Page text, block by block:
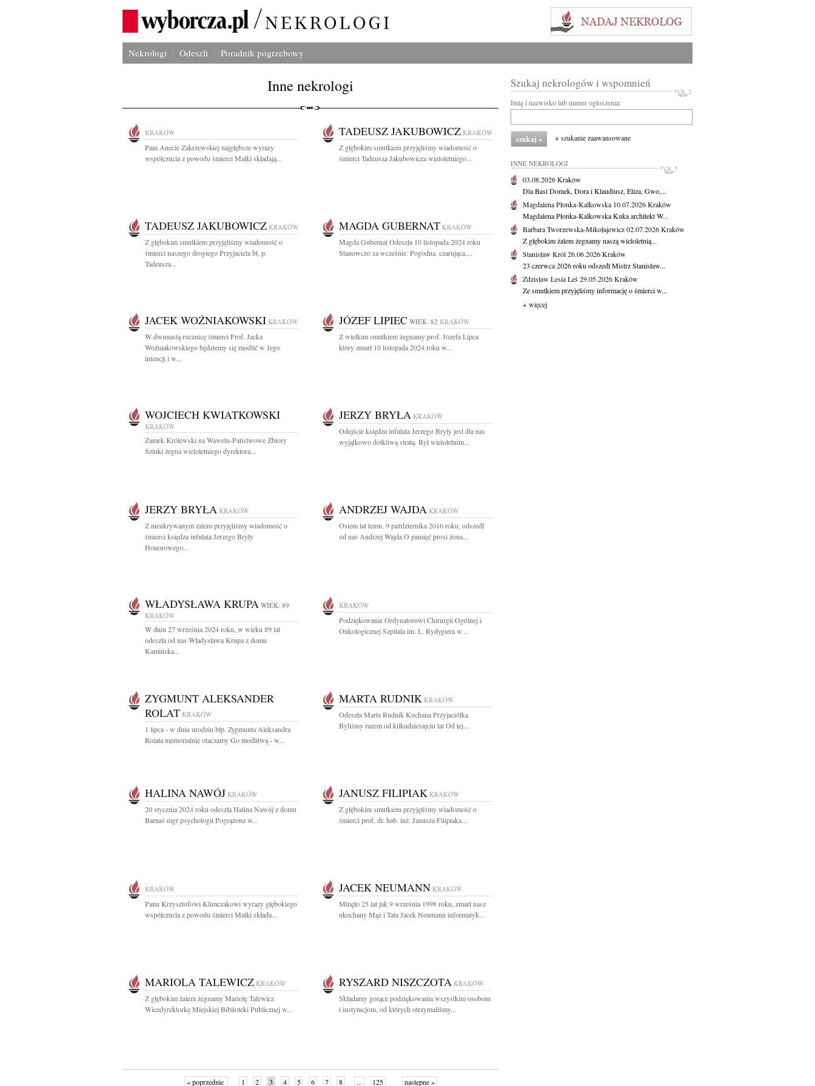
Nekrologi Odeszli Poradnik pogrzebowy
Inne nekrologi
KRAKÓW
Pani Anecie Zakrzewskiej najgłębsze wyrazy
współczucia z powodu śmierci Matki składają...
TADEUSZ JAKUBOWICZ KRAKÓW
Z głębokim smutkiem przyjęliśmy wiadomość o
śmierci Tadeusza Jakubowicza wieloletniego...
TADEUSZ JAKUBOWICZ KRAKÓW
Z głębokim smutkiem przyjęliśmy wiadomość o
śmierci naszego drogiego Przyjaciela bł. p.
Tadeusza...
MAGDA GUBERNAT KRAKÓW
Magda Gubernat Odeszła 10 listopada 2024 roku
Stanowczo za wcześnie. Pogodna, czarująca,...
JACEK WOŹNIAKOWSKI KRAKÓW
W dwunastą rocznicę śmierci Prof. Jacka
Woźniakowskiego będziemy się modlić w Jego
intencji i w...
JÓZEF LIPIEC WIEK: 82 KRAKÓW
Z wielkim smutkiem żegnamy prof. Józefa Lipca
który zmarł 10 listopada 2024 roku w...
WOJCIECH KWIATKOWSKI
KRAKÓW
Zamek Królewski na Wawelu-Państwowe Zbiory
Sztuki żegna wieloletniego dyrektora...
JERZY BRYŁA KRAKÓW
Odejście księdza infułata Jerzego Bryły jest dla nas
wyjątkowo dotkliwą stratą. Był wieloletnim...
JERZY BRYŁA KRAKÓW
Z nieukrywanym żalem przyjęliśmy wiadomość o
śmierci księdza infułata Jerzego Bryły
Honorowego...
ANDRZEJ WAJDA KRAKÓW
Osiem lat temu, 9 października 2016 roku, odszedł
od nas Andrzej Wajda O pamięć prosi żona...
WŁADYSŁAWA KRUPA WIEK: 89
KRAKÓW
W dniu 27 września 2024 roku, w wieku 89 lat
odeszła od nas Władysława Krupa z domu
Kamińska...
KRAKÓW
Podziękowanie Ordynatorowi Chirurgii Ogólnej i
Onkologicznej Szpitala im. L. Rydygiera w...
ZYGMUNT ALEKSANDER
ROLAT KRAKÓW
1 lipca - w dniu urodzin błp. Zygmunta Aleksandra
Rolata memorialnie otaczamy Go modlitwą - w...
MARTA RUDNIK KRAKÓW
Odeszła Marta Rudnik Kochana Przyjaciółka
Byliśmy razem od kilkudziesięciu lat Od tej...
HALINA NAWÓJ KRAKÓW
20 stycznia 2024 roku odeszła Halina Nawój z domu
Barnaś mgr psychologii Pogrążona w...
JANUSZ FILIPIAK KRAKÓW
Z głębokim smutkiem przyjęliśmy wiadomość o
śmierci prof. dr. hab. inż. Janusza Filipiaka...
KRAKÓW
Panu Krzysztofowi Klimczakowi wyrazy głębokiego
współczucia z powodu śmierci Matki składa...
JACEK NEUMANN KRAKÓW
Minęło 25 lat jak 9 września 1998 roku, zmarł nasz
ukochany Mąż i Tata Jacek Neumann informatyk...
MARIOLA TALEWICZ KRAKÓW
Z głębokim żalem żegnamy Mariolę Talewicz
Wicedyrektorkę Miejskiej Biblioteki Publicznej w...
RYSZARD NISZCZOTA KRAKÓW
Składamy gorące podziękowania wszystkim osobom
i instytucjom, od których otrzymaliśmy...
« poprzednie 1 2 3 4 5 6 7 8 ... 125 następne »
Szukaj nekrologów i wspomnień
Imię i nazwisko lub numer ogłoszenia:
+ szukanie zaawansowane
INNE NEKROLOGI
03.08.2026Kraków
Dla Basi Domek, Dora i Klaudiusz, Eliza, Gwo,...
Magdalena Płonka-Kalkowska 10.07.2026Kraków
Magdalena Płonka-Kalkowska Kuka architekt W...
Barbara Tworzewska-Mikołajewicz02.07.2026Kraków
Z głębokim żalem żegnamy naszą wieloletnią...
Stanisław Król26.06.2026Kraków
23 czerwca 2026 roku odszedł Mistrz Stanisław...
Zdzisław Lesia Leś29.05.2026Kraków
Ze smutkiem przyjęliśmy informację o śmierci w...
+ więcej